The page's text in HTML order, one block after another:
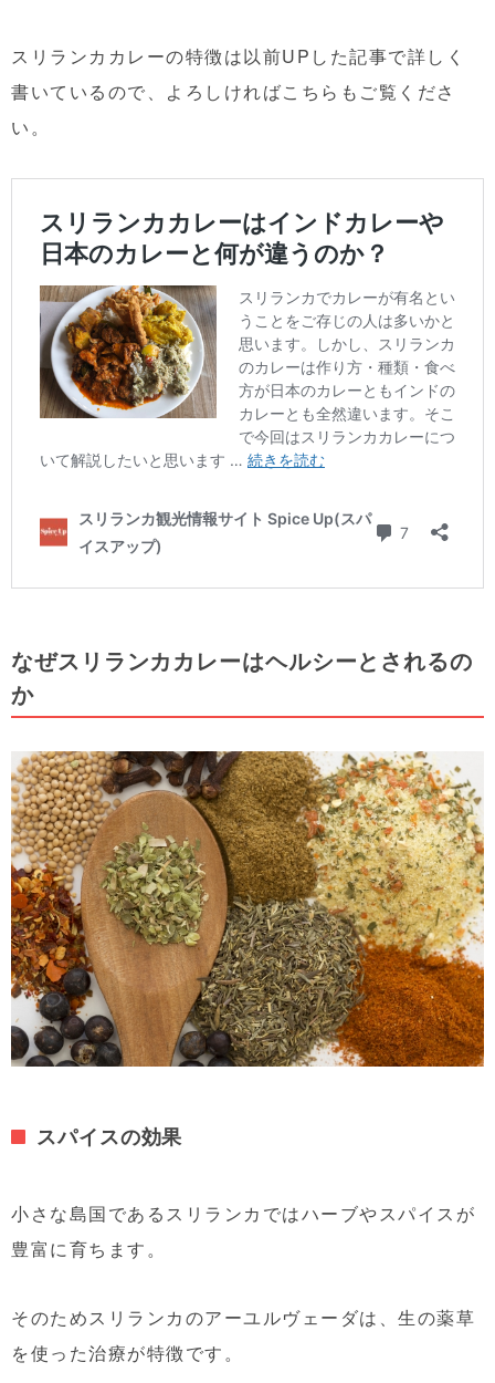
スリランカカレーの特徴は以前UPした記事で詳しく
書いているので、よろしければこちらもご覧くださ
い。
なぜスリランカカレーはヘルシーとされるの
か
スパイスの効果
小さな島国であるスリランカではハーブやスパイスが
豊富に育ちます。
そのためスリランカのアーユルヴェーダは、生の薬草
を使った治療が特徴です。